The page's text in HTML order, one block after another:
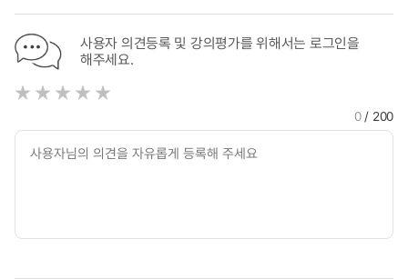
사용자 의견등록 및 강의평가를 위해서는 로그인을
해주세요.
0/ 200